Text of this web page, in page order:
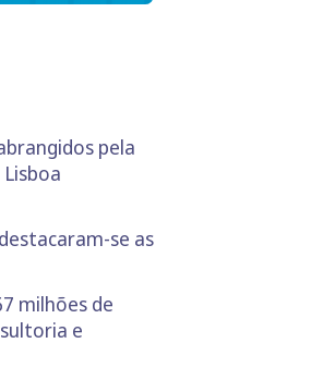
pela
se as
milhões de
e